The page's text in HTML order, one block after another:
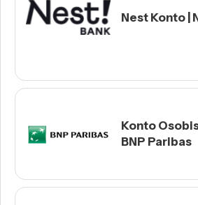
Nest Konto |
Konto
BNP Paribas